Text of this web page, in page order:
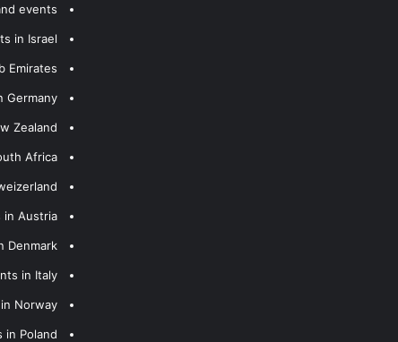
events
in Israel
Emirates
Germany
Zealand
Africa
in Austria
Denmark
in Italy
Norway
in Poland